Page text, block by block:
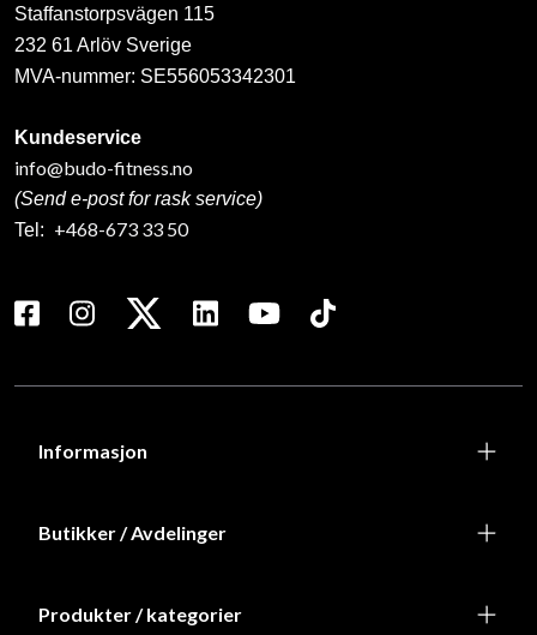
Staffanstorpsvägen 115
232 61 Arlöv Sverige
MVA-nummer: SE556053342301
Kundeservice
info@budo-fitness.no
(Send e-post for rask service)
Tel: +468-673 33 50
Informasjon
Butikker / Avdelinger
Produkter / kategorier